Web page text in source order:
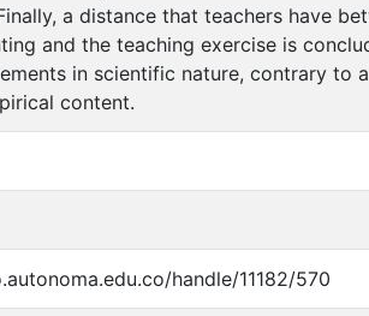
a distance that teachers have
and the teaching exercise is
in scientific nature, contrary to
content.
handle/11182/570